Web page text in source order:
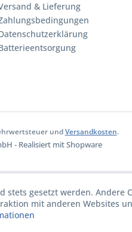
& Lieferung
undVersandkosten.
- Realisiert mit Shopware
gesetzt werden. Andere
mit anderen Websites